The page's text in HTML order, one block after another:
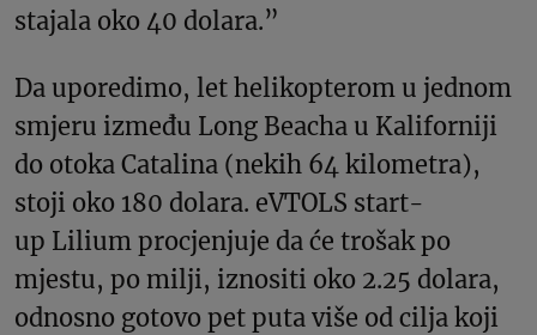
stajala oko 40 dolara.”
Da uporedimo, let helikopterom u jednom
smjeru između Long Beacha u Kaliforniji
do otoka Catalina (nekih 64 kilometra),
stoji oko 180 dolara. eVTOLS start-
up Lilium procjenjuje da će trošak po
mjestu, po milji, iznositi oko 2.25 dolara,
odnosno gotovo pet puta više od cilja koji